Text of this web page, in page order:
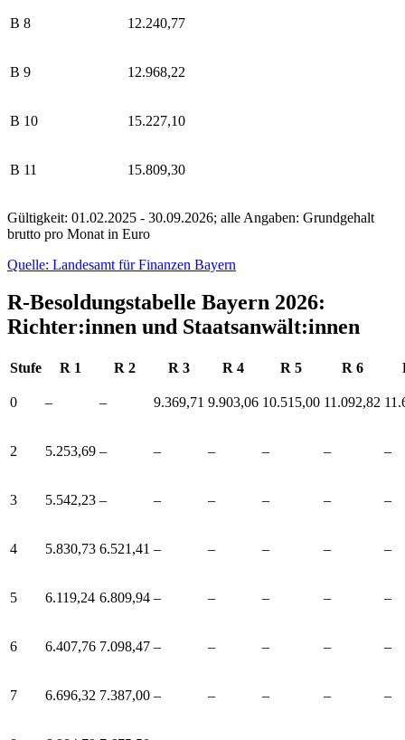
B 8 12.240,77
B 9 12.968,22
B 10 15.227,10
B 11 15.809,30
Gültigkeit: 01.02.2025 - 30.09.2026; alle Angaben: Grundgehalt
brutto pro Monat in Euro
Quelle: Landesamt für Finanzen Bayern
R-Besoldungstabelle Bayern 2026:
Richter:innen und Staatsanwält:innen
Stufe R 1 R 2 R 3 R 4 R 5 R 6
0 – – 9.369,71 9.903,06 10.515,00 11.092,82
2 5.253,69 – – – – – –
3 5.542,23 – – – – – –
4 5.830,73 6.521,41 – – – – –
5 6.119,24 6.809,94 – – – – –
6 6.407,76 7.098,47 – – – – –
7 6.696,32 7.387,00 – – – – –